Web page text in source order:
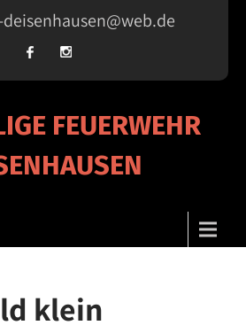
FEUERWEHR
klein